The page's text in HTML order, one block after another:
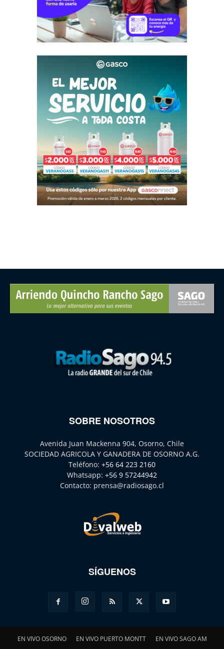
SOBRE NOSOTROS
Avenida Juan Mackenna 904, Osorno, Chile
SOCIEDAD AGRICOLA Y GANADERA DE OSORNO A.G.
Teléfono: +56 64 223 2160
Whatsapp: +56 9 57244942
Contacto: prensa@radiosago.cl
SÍGUENOS
EN VIVO OSORNO EN VIVO PUERTO MONTT EN VIVO SAGO AM